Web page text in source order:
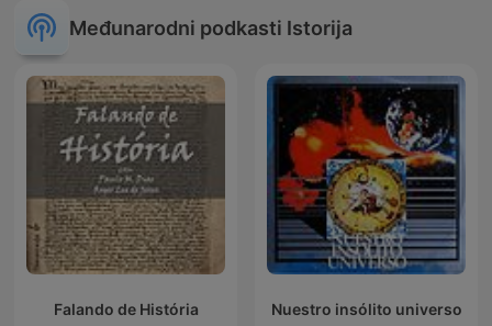
Međunarodni podkasti Istorija
Falando de História Nuestro insólito universo